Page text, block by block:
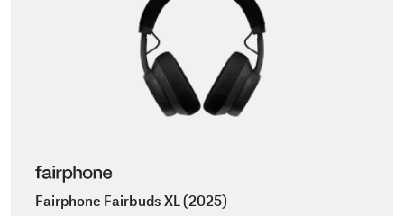
Fairphone Fairbuds XL (2025)